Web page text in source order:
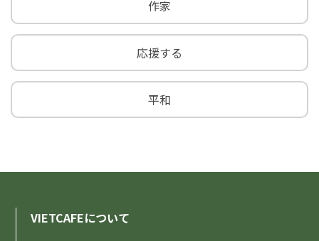
VIETCAFEについて